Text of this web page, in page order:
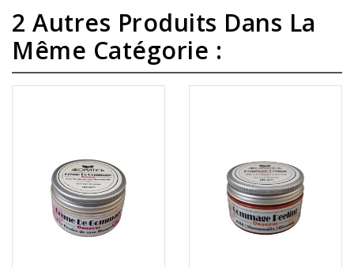
2 Autres Produits Dans La
Même Catégorie :